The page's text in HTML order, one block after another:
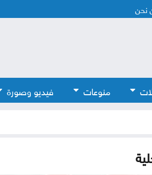
نحن
منوعات فيديو وصورة